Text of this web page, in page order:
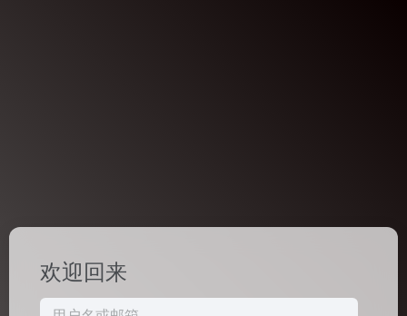
欢迎回来